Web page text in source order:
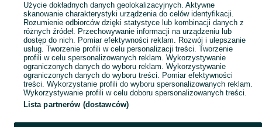
Popularne wyszukiwania
Użycie dokładnych danych geolokalizacyjnych. Aktywne
skanowanie charakterystyki urządzenia do celów identyfikacji.
Rozumienie odbiorców dzięki statystyce lub kombinacji danych z
różnych źródeł. Przechowywanie informacji na urządzeniu lub
dostęp do nich. Pomiar efektywności reklam. Rozwój i ulepszanie
usług. Tworzenie profili w celu personalizacji treści. Tworzenie
profili w celu spersonalizowanych reklam. Wykorzystywanie
ograniczonych danych do wyboru reklam. Wykorzystywanie
ograniczonych danych do wyboru treści. Pomiar efektywności
treści. Wykorzystanie profili do wyboru spersonalizowanych reklam.
Wykorzystywanie profili w celu doboru spersonalizowanych treści.
Lista partnerów (dostawców)